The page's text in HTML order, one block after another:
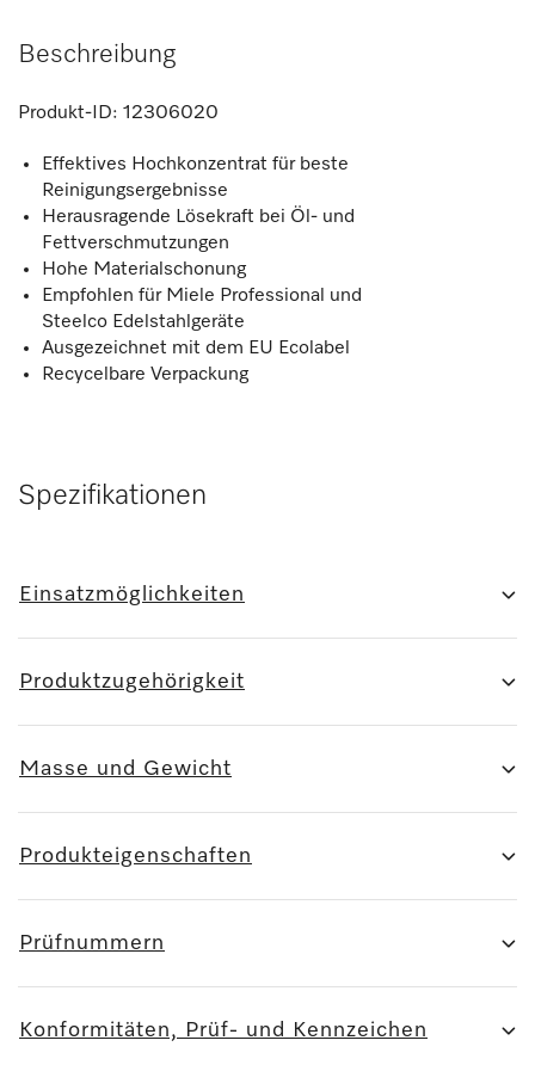
Beschreibung
Produkt-ID: 12306020
Effektives Hochkonzentrat für beste
Reinigungsergebnisse
Herausragende Lösekraft bei Öl- und
Fettverschmutzungen
Hohe Materialschonung
Empfohlen für Miele Professional und
Steelco Edelstahlgeräte
Ausgezeichnet mit dem EU Ecolabel
Recycelbare Verpackung
Spezifikationen
Einsatzmöglichkeiten
Produktzugehörigkeit
Masse und Gewicht
Produkteigenschaften
Prüfnummern
Konformitäten, Prüf- und Kennzeichen